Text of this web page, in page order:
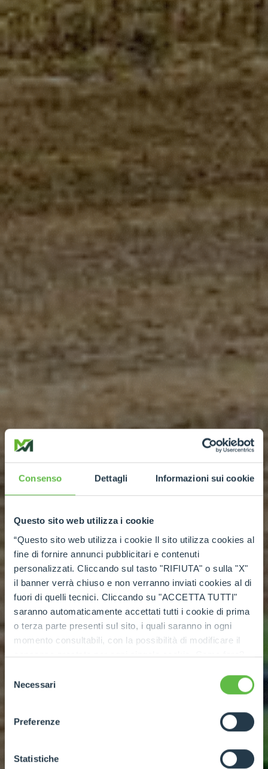
Consenso Dettagli Informazioni sui cookie
Questo sito web utilizza i cookie
“Questo sito web utilizza i cookie Il sito utilizza cookies al
fine di fornire annunci pubblicitari e contenuti
personalizzati. Cliccando sul tasto "RIFIUTA" o sulla "X"
il banner verrà chiuso e non verranno inviati cookies al di
fuori di quelli tecnici. Cliccando su "ACCETTA TUTTI"
saranno automaticamente accettati tutti i cookie di prima
o terza parte presenti sul sito, i quali saranno in ogni
momento consultabili, con la possibilità di modificare il
consenso prestato per ogni singolo cookie. Come fare?
ogni pagina, selezionare "Modifichi il suo consenso" e
dell'informativa completa nel footer presente in ogni
pagina. Per esercitare i diritti riconosciuti all'interessato ai
GDPR abbiamo predisposto una
apposita procedura.
delNecessari
Preferenze
Statistiche
NEW RANGE OF MERLO ROTATING VEHICLES
New ROTO
offer greater load capacity at the same height,
optimising performance for work at height and
in the most demanding applications.